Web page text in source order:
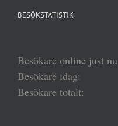
BESÖKSTATISTIK
Besökare online just
Besökare idag:
Besökare totalt: